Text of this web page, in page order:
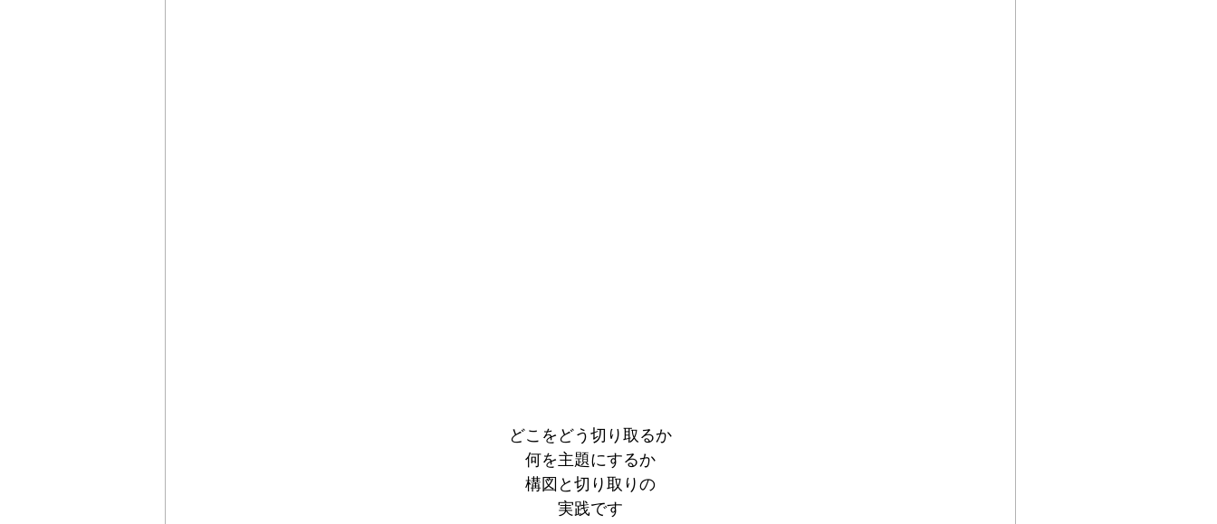
どこをどう切り取るか
何を主題にするか
構図と切り取りの
実践です